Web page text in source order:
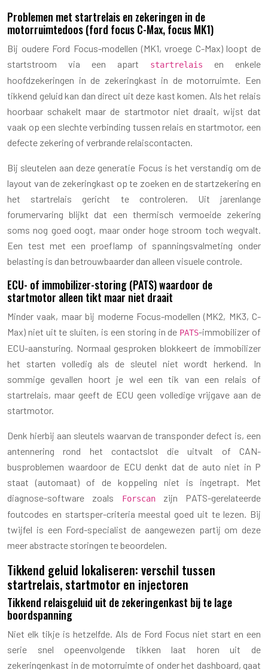
Problemen met startrelais en zekeringen in de
motorruimtedoos (ford focus C-Max, focus MK1)
Bij oudere Ford Focus-modellen (MK1, vroege C-Max) loopt de
startstroom via een apart
startrelais
en enkele
hoofdzekeringen in de zekeringkast in de motorruimte. Een
tikkend geluid kan dan direct uit deze kast komen. Als het relais
hoorbaar schakelt maar de startmotor niet draait, wijst dat
vaak op een slechte verbinding tussen relais en startmotor, een
defecte zekering of verbrande relaiscontacten.
Bij sleutelen aan deze generatie Focus is het verstandig om de
layout van de zekeringkast op te zoeken en de startzekering en
het startrelais gericht te controleren. Uit jarenlange
forumervaring blijkt dat een thermisch vermoeide zekering
soms nog goed oogt, maar onder hoge stroom toch wegvalt.
Een test met een proeflamp of spanningsvalmeting onder
belasting is dan betrouwbaarder dan alleen visuele controle.
ECU- of immobilizer-storing (PATS) waardoor de
startmotor alleen tikt maar niet draait
Minder vaak, maar bij moderne Focus-modellen (MK2, MK3, C-
Max) niet uit te sluiten, is een storing in de PATS-immobilizer of
ECU-aansturing. Normaal gesproken blokkeert de immobilizer
het starten volledig als de sleutel niet wordt herkend. In
sommige gevallen hoort je wel een tik van een relais of
startrelais, maar geeft de ECU geen volledige vrijgave aan de
startmotor.
Denk hierbij aan sleutels waarvan de transponder defect is, een
antennering rond het contactslot die uitvalt of CAN-
busproblemen waardoor de ECU denkt dat de auto niet in P
staat (automaat) of de koppeling niet is ingetrapt. Met
diagnose-software zoals
Forscanzijn PATS-gerelateerde
foutcodes en startsper-criteria meestal goed uit te lezen. Bij
twijfel is een Ford-specialist de aangewezen partij om deze
meer abstracte storingen te beoordelen.
Tikkend geluid lokaliseren: verschil tussen
startrelais, startmotor en injectoren
Tikkend relaisgeluid uit de zekeringenkast bij te lage
boordspanning
Niet elk tikje is hetzelfde. Als de Ford Focus niet start en een
serie snel opeenvolgende tikken laat horen uit de
zekeringenkast in de motorruimte of onder het dashboard, gaat